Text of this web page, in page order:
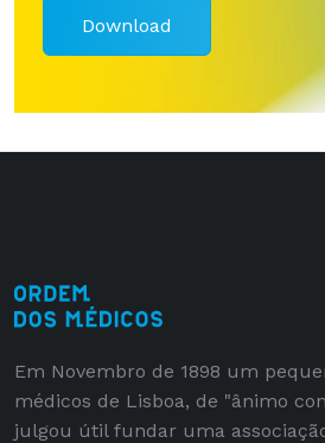
Download
Em Novembro de 1898 um
médicos de Lisboa, de "ânimo
julgou útil fundar uma